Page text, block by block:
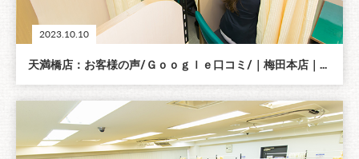
2023.10.10
天満橋店：お客様の声/Ｇｏｏｇｌｅ口コミ/｜梅田本店｜...